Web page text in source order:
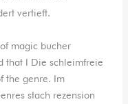
vertieft.
magic bucher
that I Die schleimfreie
the genre. Im
stach rezension